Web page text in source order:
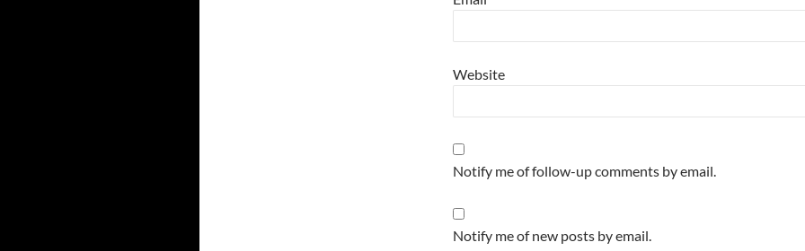
Website
Notify me of follow-up comments by email.
Notify me of new posts by email.